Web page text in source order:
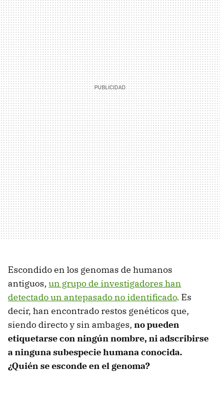
Escondido en los genomas de humanos
antiguos, un grupo de investigadores han
detectado un antepasado no identificado. Es
decir, han encontrado restos genéticos que,
siendo directo y sin ambages, no pueden
etiquetarse con ningún nombre, ni adscribirse
a ninguna subespecie humana conocida.
¿Quién se esconde en el genoma?